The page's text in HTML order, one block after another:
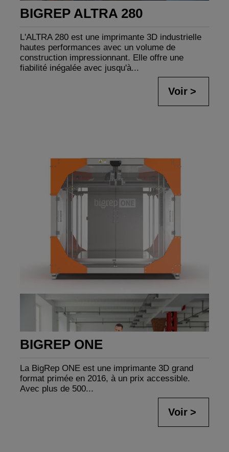
BIGREP ALTRA 280
L'ALTRA 280 est une imprimante 3D industrielle
hautes performances avec un volume de
construction impressionnant. Elle offre une
fiabilité inégalée avec jusqu'à...
Voir
BIGREP ONE
La BigRep ONE est une imprimante 3D grand
format primée en 2016, à un prix accessible.
Avec plus de 500...
Voir